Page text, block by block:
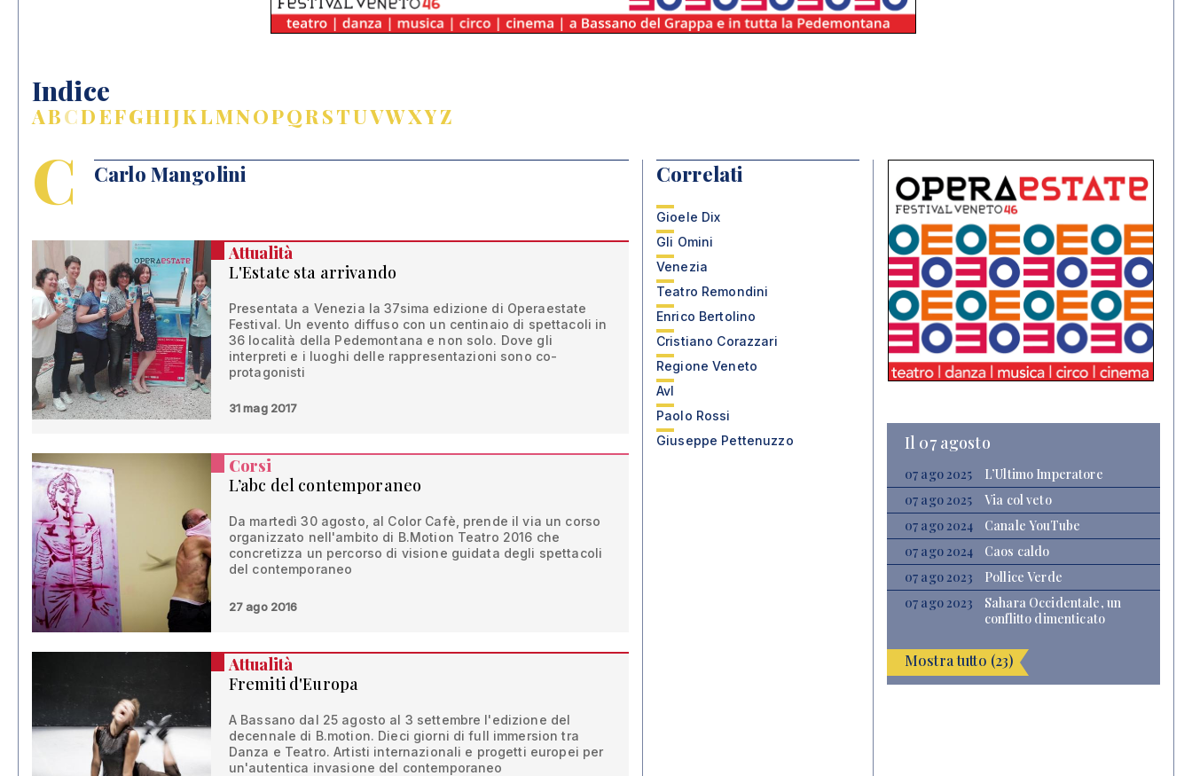
Indice
ABCDEFGHIJKLMNOPQRSTUVWXYZ
C Carlo Mangolini
Attualità
L'Estate sta arrivando
Presentata a Venezia la 37sima edizione di Operaestate
Festival. Un evento diffuso con un centinaio di spettacoli in
36 località della Pedemontana e non solo. Dove gli
interpreti e i luoghi delle rappresentazioni sono co-
protagonisti
31 mag 2017
Corsi
L’abc del contemporaneo
Da martedì 30 agosto, al Color Cafè, prende il via un corso
organizzato nell'ambito di B.Motion Teatro 2016 che
concretizza un percorso di visione guidata degli spettacoli
del contemporaneo
27 ago 2016
Attualità
Fremiti d'Europa
A Bassano dal 25 agosto al 3 settembre l'edizione del
decennale di B.motion. Dieci giorni di full immersion tra
Danza e Teatro. Artisti internazionali e progetti europei per
un'autentica invasione del contemporaneo
Correlati
Gioele Dix
Gli Omini
Venezia
Teatro Remondini
Enrico Bertolino
Cristiano Corazzari
Regione Veneto
Avl
Paolo Rossi
Giuseppe Pettenuzzo
Il 07 agosto
07 ago 2025
L’Ultimo Imperatore
07 ago 2025
Via col veto
07 ago 2024
Canale YouTube
07 ago 2024
Caos caldo
07 ago 2023
Pollice Verde
07 ago 2023
Sahara Occidentale, un
conflitto dimenticato
Mostra tutto (23)